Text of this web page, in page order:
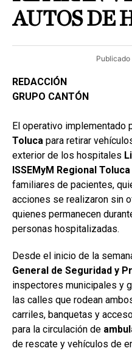
AUTOS DE
Publicado
REDACCIÓN
GRUPO CANTÓN
El operativo implementado
Toluca para retirar
exterior de los hospitales
ISSEMyM Regional Toluca
familiares de pacientes,
acciones se realizaron sin
quienes permanecen
personas hospitalizadas.
Desde el inicio de la
General de Seguridad y
inspectores municipales y
las calles que rodean
carriles, banquetas y
para la circulación de
de rescate y vehículos de